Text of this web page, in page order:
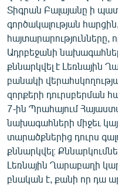
ՄՇԱԿՈՒՅԹ
ՍՊՈՐՏ
ՄԵԿՆԱԲԱՆՈՒԹՅՈՒՆ
ՏՏ ԵՒ ԻՆՏԵՐՆԵՏ
ԿՈՐՈՆԱՎԻՐՈՒՍ
ԱՐԽԻՎ
ՏԵՍԱՆՅՈՒԹԵՐ
ԲԱՆԱՎԵՃ
ՁԳՏԵԼՈՎ ԼԱՎԱԳՈՒՅՆԻՆ
Տիգրան Բալայանը ի
գործակալության
հայտարարությունները,
Ադրբեջանի
քննարկվել է Լեռնային
բանակի
զորքերի դուրսբերման
7-ին Պրահայում
նախագահների միջեւ
տարածքներից դուրս
քննարկվել։
Լեռնային Ղարաբաղի
բնական է, քանի որ դա